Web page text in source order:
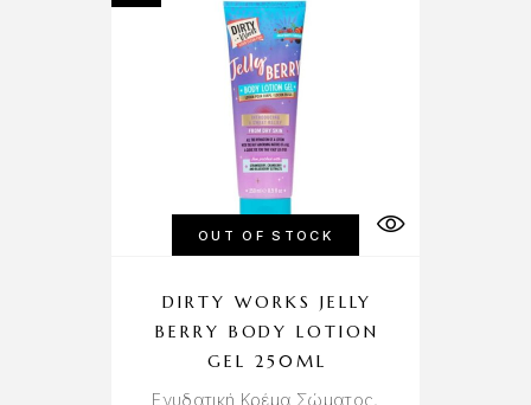
OUT OF STOCK
DIRTY WORKS JELLY
BERRY BODY LOTION
GEL 250ML
Ενυδατική Κρέμα Σώματος,